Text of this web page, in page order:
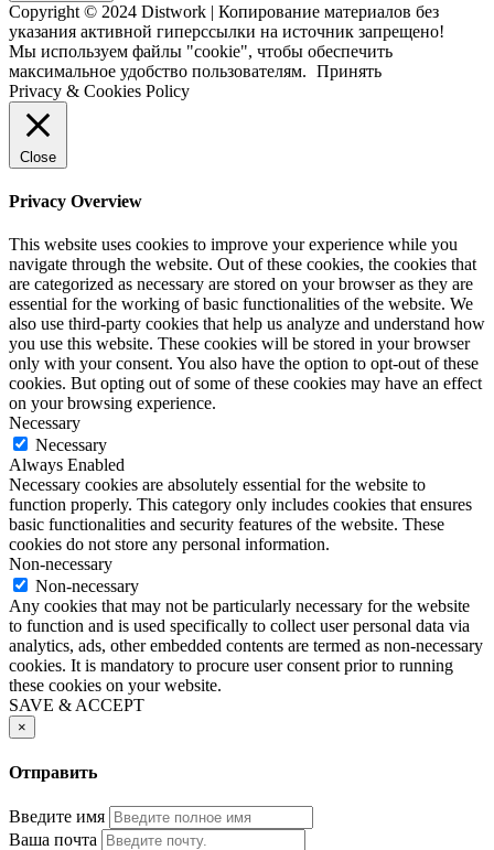
Copyright © 2024 Distwork | Копирование материалов без
указания активной гиперссылки на источник запрещено!
Мы используем файлы "cookie", чтобы обеспечить
максимальное удобство пользователям. Принять
Privacy & Cookies Policy
Close
Privacy Overview
This website uses cookies to improve your experience while you
navigate through the website. Out of these cookies, the cookies that
are categorized as necessary are stored on your browser as they are
essential for the working of basic functionalities of the website. We
also use third-party cookies that help us analyze and understand how
you use this website. These cookies will be stored in your browser
only with your consent. You also have the option to opt-out of these
cookies. But opting out of some of these cookies may have an effect
on your browsing experience.
Necessary
Necessary
Always Enabled
Necessary cookies are absolutely essential for the website to
function properly. This category only includes cookies that ensures
basic functionalities and security features of the website. These
cookies do not store any personal information.
Non-necessary
Non-necessary
Any cookies that may not be particularly necessary for the website
to function and is used specifically to collect user personal data via
analytics, ads, other embedded contents are termed as non-necessary
cookies. It is mandatory to procure user consent prior to running
these cookies on your website.
SAVE & ACCEPT
×
Отправить
Введите имя
Ваша почта